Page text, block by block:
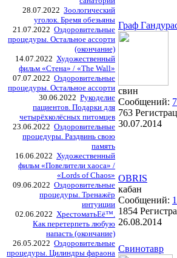
28.07.2022 Зоологический
уголок. Бремя обезьяны
21.07.2022 Оздоровительные
процедуры. Остальное ассорти
(окончание)
14.07.2022 Художественный
фильм «Стена» / «The Wall»
07.07.2022 Оздоровительные
процедуры. Остальное ассорти
30.06.2022 Рукоделие
пациентов. Подарки для
четырёхколёсных питомцев
23.06.2022 Оздоровительные
процедуры. Раздвинь свою
память
16.06.2022 Художественный
фильм «Повелители хаоса» /
«Lords of Chaos»
09.06.2022 Оздоровительные
процедуры. Тренажёр
интуиции
02.06.2022 ХрестоматьЕё™.
Как перетерпеть любую
напасть (окончание)
26.05.2022 Оздоровительные
процедуры. Цилиндры фараона
Граф
свин
Сообщений:
763
30.07.2014
OBRIS
кабан
Сообщений:
1854
26.08.2014
Свинотавр